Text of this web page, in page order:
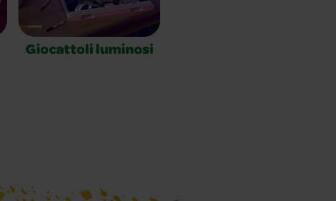
Giocattoli luminosi